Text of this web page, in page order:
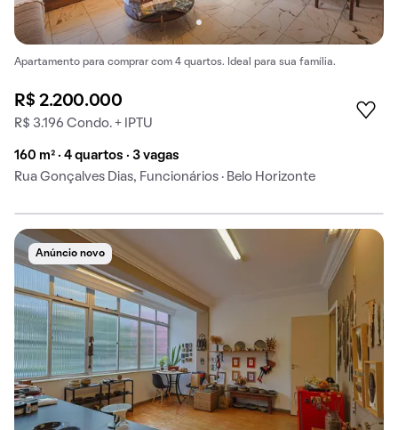
Apartamento para comprar com 4 quartos. Ideal para sua família.
R$ 2.200.000
R$ 3.196 Condo. + IPTU
160 m² · 4 quartos · 3 vagas
Rua Gonçalves Dias, Funcionários · Belo Horizonte
Anúncio novo